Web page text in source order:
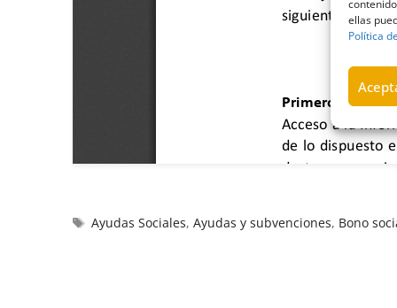
ellas
Política
Ayudas Sociales,Ayudas y subvenciones, Bono